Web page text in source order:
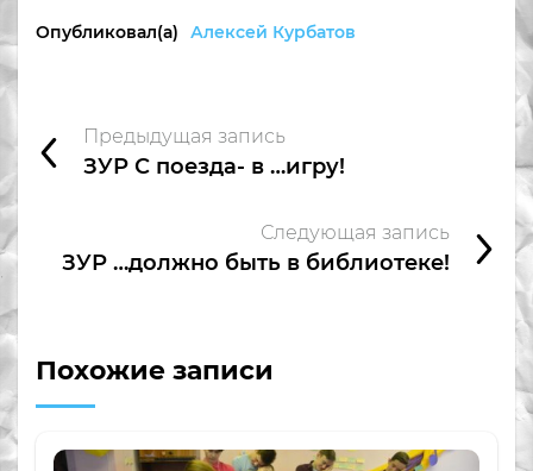
Опубликовал(а) Алексей Курбатов
Предыдущая запись
ЗУР С поезда- в …игру!
Следующая запись
ЗУР …должно быть в библиотеке!
Похожие записи